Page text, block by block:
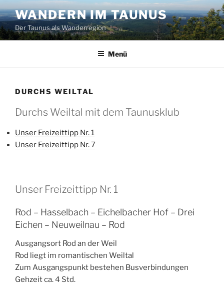
Inhalt
springen
WANDERN IM TAUNUS
Der Taunus als Wanderregion
Menü
DURCHS WEILTAL
Durchs Weiltal mit dem Taunusklub
Unser Freizeittipp Nr. 1
Unser Freizeittipp Nr. 7
Unser Freizeittipp Nr. 1
Rod – Hasselbach – Eichelbacher Hof – Drei
Eichen – Neuweilnau – Rod
Ausgangsort Rod an der Weil
Rod liegt im romantischen Weiltal
Zum Ausgangspunkt bestehen Busverbindungen
Gehzeit ca. 4 Std.